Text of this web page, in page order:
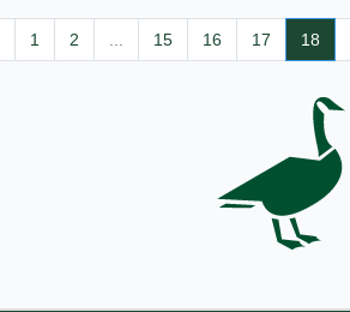
1 2 15 16 17 18